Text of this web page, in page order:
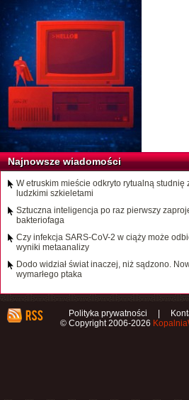
Najnowsze wiadomości
W etruskim mieście odkryto rytualną studnię
ludzkimi szkieletami
Sztuczna inteligencja po raz pierwszy
bakteriofaga
Czy infekcja SARS-CoV-2 w ciąży może
wyniki metaanalizy
Dodo widział świat inaczej, niż sądzono.
wymarłego ptaka
Polityka prywatności
© Copyright 2006-2026